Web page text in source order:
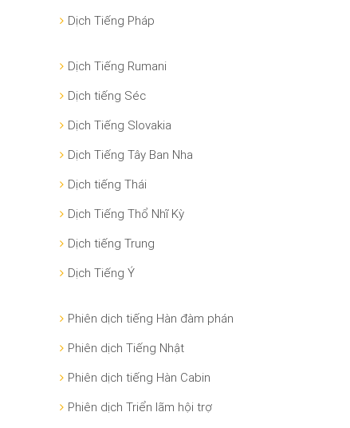
Dịch Tiếng Pháp
Dịch Tiếng Rumani
Dịch tiếng Séc
Dịch Tiếng Slovakia
Dịch Tiếng Tây Ban Nha
Dịch tiếng Thái
Dịch Tiếng Thổ Nhĩ Kỳ
Dịch tiếng Trung
Dịch Tiếng Ý
Phiên dịch tiếng Hàn đàm phán
Phiên dịch Tiếng Nhật
Phiên dịch tiếng Hàn Cabin
Phiên dịch Triển lãm hội trợ